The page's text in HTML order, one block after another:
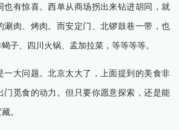
有惊喜。西单从商场拐出来钻进胡同，就
涮肉、烤肉。而安定门、北锣鼓巷一带，也
子、四川火锅、孟加拉菜，等等等等。
大问题。北京太大了，上面提到的美食非
门觅食的动力。但只要你愿意探索，还是能
。